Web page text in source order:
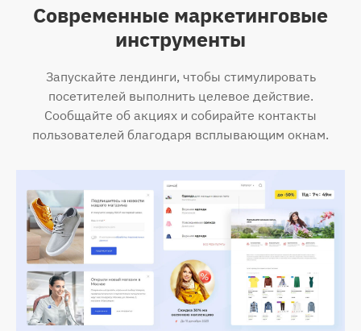
Современные маркетинговые
инструменты
Запускайте лендинги, чтобы стимулировать
посетителей выполнить целевое действие.
Сообщайте об акциях и собирайте контакты
пользователей благодаря всплывающим окнам.